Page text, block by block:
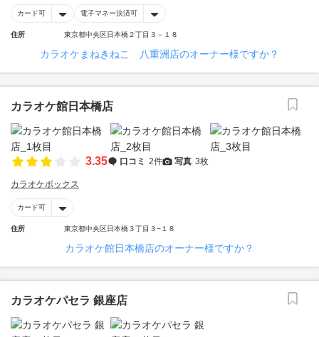
カード可 電子マネー決済可
住所 東京都中央区日本橋２丁目３－１８
カラオケまねきねこ 八重洲店のオーナー様ですか？
カラオケ館日本橋店
3.35 口コミ 2件 写真 3枚
カラオケボックス
カード可
住所 東京都中央区日本橋３丁目３−１８
カラオケ館日本橋店のオーナー様ですか？
カラオケパセラ 銀座店